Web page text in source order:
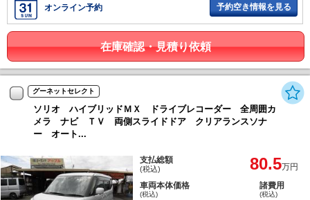
オンライン予約 予約空き情報を見る
在庫確認・見積り依頼
グーネットセレクト
ソリオ ハイブリッドＭＸ ドライブレコーダー 全周囲カ
メラ ナビ ＴＶ 両側スライドドア クリアランスソナ
ー オート...
支払総額
(税込) 80.5万円
車両本体価格
(税込)
諸費用
(税込)